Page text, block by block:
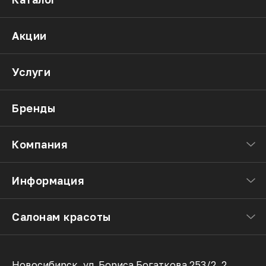
Акции
Услуги
Бренды
Компания
Информация
Салонам красоты